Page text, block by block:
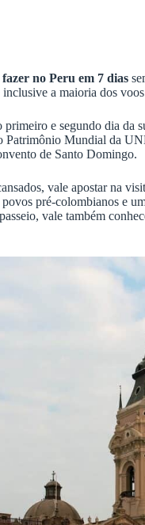
fazer no Peru em 7 dias
a maioria dos
e segundo dia da
Patrimônio Mundial da
de Santo Domingo.
vale apostar na
pré-colombianos e
vale também